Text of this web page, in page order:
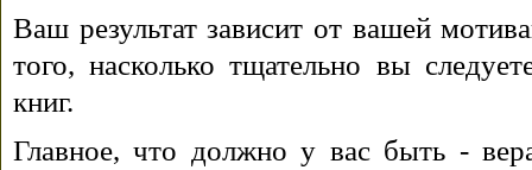
Ваш результат зависит от вашей
того, насколько тщательно вы
книг.
Главное, что должно у вас быть -